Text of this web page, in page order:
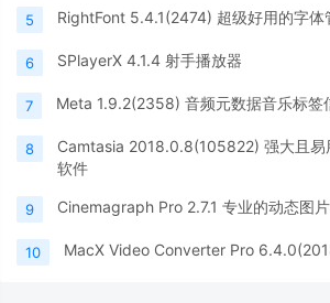
5 RightFont 5.4.1(2474) 超级好用的字体
6 SPlayerX 4.1.4 射手播放器
7 Meta 1.9.2(2358) 音频元数据音乐标签
8
Camtasia 2018.0.8(105822) 强大且易
软件
9 Cinemagraph Pro 2.7.1 专业的动态图
10 MacX Video Converter Pro